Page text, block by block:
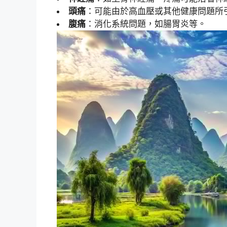
頭痛 ：可能由於高血壓或其他健康問題所
腹痛 ：消化系統問題，如腸胃炎等。